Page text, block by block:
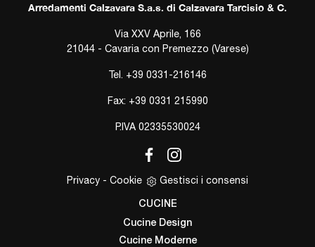
Arredamenti Calzavara S.a.s. di Calzavara Tarcisio & C.
Via XXV Aprile, 166
21044 - Cavaria con Premezzo (Varese)
Tel. +39 0331-216146
Fax: +39 0331 215990
P.IVA 02335530024
Privacy - Cookie Gestisci i consensi
CUCINE
Cucine Design
Cucine Moderne